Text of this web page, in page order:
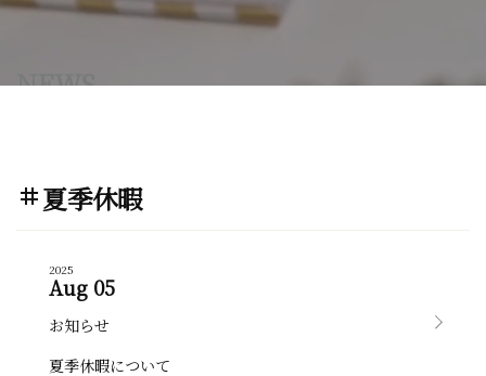
NEWS
tag 夏季休暇
2025
Aug 05
お知らせ
夏季休暇について